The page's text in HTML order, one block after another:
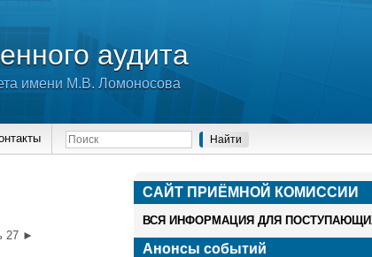
аудита
имени М.В. Ломоносова
27 ►
САЙТ ПРИЁМНОЙ КОМИСCИИ
ВСЯ ИНФОРМАЦИЯ ДЛЯ
Анонсы событий